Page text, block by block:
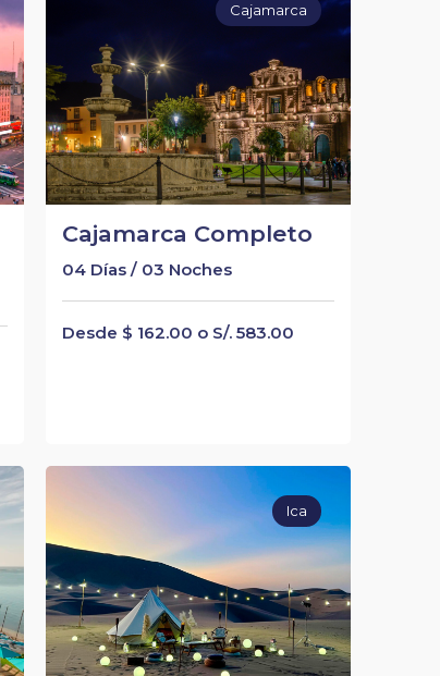
Cajamarca Completo
04 Días / 03 Noches
Desde $ 162.00 o S/. 583.00
Cajamarca
Ica